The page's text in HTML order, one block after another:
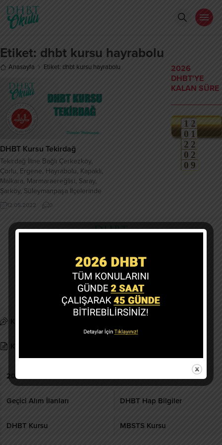
Etiket: dhbt kursu hayrabolu
Anasayfa Etiket: dhbt kursu hayrabolu
DHBT Kursu Tekirdağ
Tekirdağ İline Bağlı Çerkezköy,
Çorlu, Ergene, Hayrabolu, Kapaklı,
Malkara, Marmaraereğlisi, Saray,
Şarköy, Süleymanpaşa İlçelerinde
DHBT Hazırlık Kursu
12.05.2022 0
2026
DHBT'YE
KALAN SÜRE
weeks
1 2
Gün
0 1
Saat
2 2
Dakika
0 2
0 9
Copyright @ 2019-2026 dhbtokulu.com
Tüm Hakları Saklıdır.
Kurumsal
KVK Metni
2026 DHBT
Geçici Alım İlanları DHBT Hap Bilgiler
DHBT Kursu MBSTS Kursu